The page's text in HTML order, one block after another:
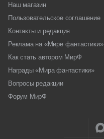
Наш магазин
Пользовательское соглашение
Контакты и редакция
Реклама на «Мире фантастики»
Как стать автором МирФ
Награды «Мира фантастики»
Вопросы редакции
Форум МирФ